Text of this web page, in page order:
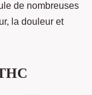
de nombreuses
la douleur et